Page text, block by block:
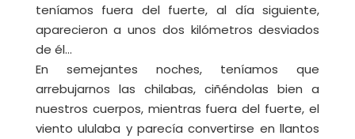
teníamos fuera del fuerte, al día siguiente,
aparecieron a unos dos kilómetros desviados
de él…
En semejantes noches, teníamos que
arrebujarnos las chilabas, ciñéndolas bien a
nuestros cuerpos, mientras fuera del fuerte, el
viento ululaba y parecía convertirse en llantos